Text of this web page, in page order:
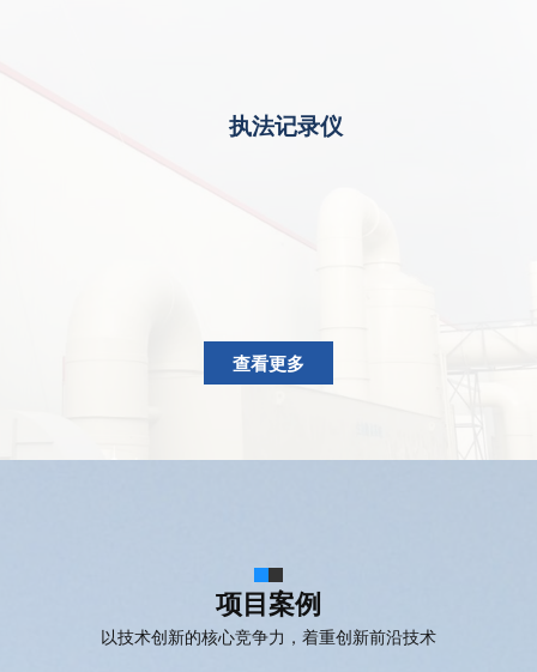
执法记录仪
查看更多
项目案例
以技术创新的核心竞争力，着重创新前沿技术